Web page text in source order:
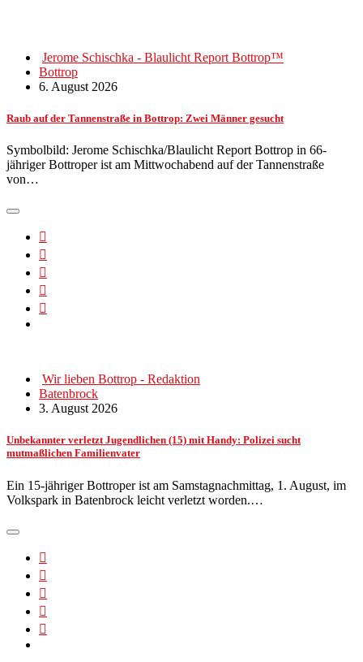
Jerome Schischka - Blaulicht Report Bottrop™
Bottrop
6. August 2026
Raub auf der Tannenstraße in Bottrop: Zwei Männer gesucht
Symbolbild: Jerome Schischka/Blaulicht Report Bottrop in 66-
jähriger Bottroper ist am Mittwochabend auf der Tannenstraße
von…
Wir lieben Bottrop - Redaktion
Batenbrock
3. August 2026
Unbekannter verletzt Jugendlichen (15) mit Handy: Polizei sucht
mutmaßlichen Familienvater
Ein 15-jähriger Bottroper ist am Samstagnachmittag, 1. August, im
Volkspark in Batenbrock leicht verletzt worden.…